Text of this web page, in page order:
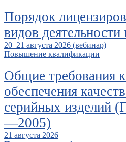
Порядок
видов
20–21 августа 2026 (вебинар)
Повышение квалификации
Общие требования
обеспечения
серийных изделий
—2005)
21 августа 2026